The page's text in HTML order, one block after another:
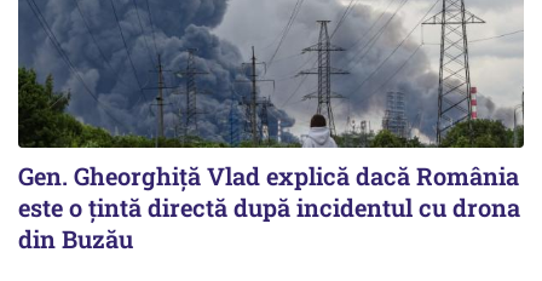
Gen. Gheorghiță Vlad explică dacă România
este o țintă directă după incidentul cu drona
din Buzău